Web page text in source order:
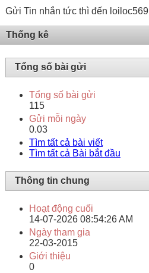
Gửi Tin nhắn tức thì đến loiloc569
Thống kê
Tổng số bài gửi
Tổng số bài gửi
115
Gửi mỗi ngày
0.03
Tìm tất cả bài viết
Tìm tất cả Bài bắt đầu
Thông tin chung
Hoạt động cuối
14-07-2026 08:54:26 AM
Ngày tham gia
22-03-2015
Giới thiệu
0